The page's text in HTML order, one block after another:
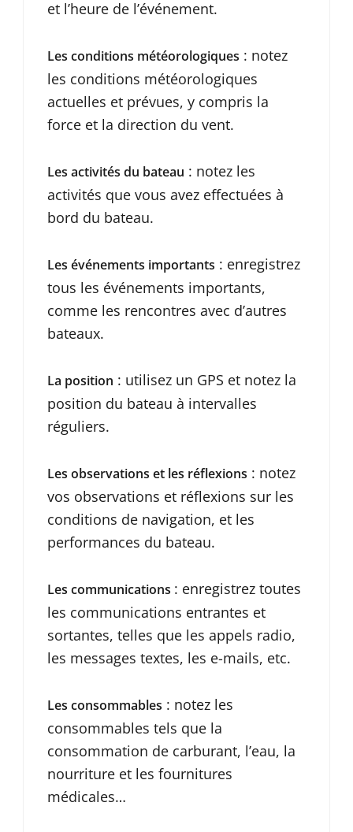
et l’heure de l’événement.
Les conditions météorologiques : notez
les conditions météorologiques
actuelles et prévues, y compris la
force et la direction du vent.
Les activités du bateau : notez les
activités que vous avez effectuées à
bord du bateau.
Les événements importants : enregistrez
tous les événements importants,
comme les rencontres avec d’autres
bateaux.
La position : utilisez un GPS et notez la
position du bateau à intervalles
réguliers.
Les observations et les réflexions : notez
vos observations et réflexions sur les
conditions de navigation, et les
performances du bateau.
Les communications : enregistrez toutes
les communications entrantes et
sortantes, telles que les appels radio,
les messages textes, les e-mails, etc.
Les consommables : notez les
consommables tels que la
consommation de carburant, l’eau, la
nourriture et les fournitures
médicales…